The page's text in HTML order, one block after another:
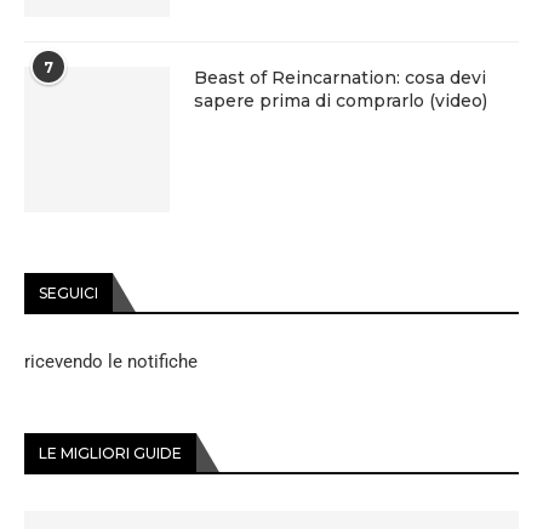
7
Beast of Reincarnation: cosa devi
sapere prima di comprarlo (video)
SEGUICI
ricevendo le notifiche
LE MIGLIORI GUIDE